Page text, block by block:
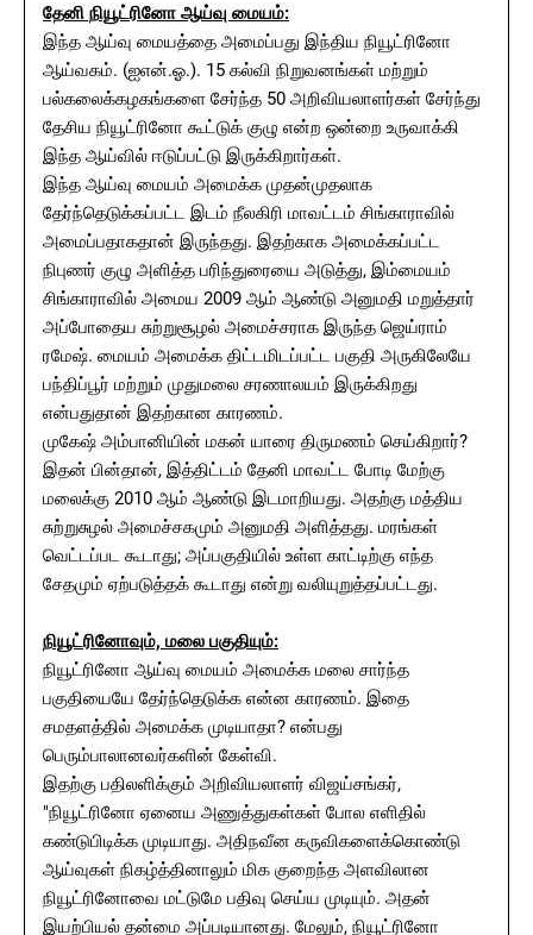
தேனி நியூட்ரினோ ஆய்வு மையம்:
இந்த ஆய்வு மையத்தை அமைப்பது இந்திய நியூட்ரினோ
ஆய்வகம். (ஐஎன்.ஓ.). 15 கல்வி நிறுவனங்கள் மற்றும்
பல்கலைக்கழகங்களை சேர்ந்த 50 அறிவியலாளர்கள் சேர்ந்து
தேசிய நியூட்ரினோ கூட்டுக் குழு என்ற ஒன்றை உருவாக்கி
இந்த ஆய்வில் ஈடுப்பட்டு இருக்கிறார்கள்.
இந்த ஆய்வு மையம் அமைக்க முதன்முதலாக
தேர்ந்தெடுக்கப்பட்ட இடம் நீலகிரி மாவட்டம் சிங்காராவில்
அமைப்பதாகதான் இருந்தது. இதற்காக அமைக்கப்பட்ட
நிபுணர் குழு அளித்த பரிந்துரையை அடுத்து, இம்மையம்
சிங்காராவில் அமைய 2009 ஆம் ஆண்டு அனுமதி மறுத்தார்
அப்போதைய சுற்றுசூழல் அமைச்சராக இருந்த ஜெய்ராம்
ரமேஷ். மையம் அமைக்க திட்டமிடப்பட்ட பகுதி அருகிலேயே
பந்திப்பூர் மற்றும் முதுமலை சரணாலயம் இருக்கிறது
என்பதுதான் இதற்கான காரணம்.
முகேஷ் அம்பானியின் மகன் யாரை திருமணம் செய்கிறார்?
இதன் பின்தான், இத்திட்டம் தேனி மாவட்ட போடி மேற்கு
மலைக்கு 2010 ஆம் ஆண்டு இடமாறியது. அதற்கு மத்திய
சுற்றுசுழல் அமைச்சகமும் அனுமதி அளித்தது. மரங்கள்
வெட்டப்பட கூடாது; அப்பகுதியில் உள்ள காட்டிற்கு எந்த
சேதமும் ஏற்படுத்தக் கூடாது என்று வலியுறுத்தப்பட்டது.
நியூட்ரினோவும், மலை பகுதியும்:
நியூட்ரினோ ஆய்வு மையம் அமைக்க மலை சார்ந்த
பகுதியையே தேர்ந்தெடுக்க என்ன காரணம். இதை
சமதளத்தில் அமைக்க முடியாதா? என்பது
பெரும்பாலானவர்களின் கேள்வி.
இதற்கு பதிலளிக்கும் அறிவியலாளர் விஜய்சங்கர்,
"நியூட்ரினோ ஏனைய அணுத்துகள்கள் போல எளிதில்
கண்டுபிடிக்க முடியாது. அதிநவீன கருவிகளைக்கொண்டு
ஆய்வுகள் நிகழ்த்தினாலும் மிக குறைந்த அளவிலான
நியூட்ரினோவை மட்டுமே பதிவு செய்ய முடியும். அதன்
இயற்பியல் தன்மை அப்படியானது. மேலும், நியூட்ரினோ